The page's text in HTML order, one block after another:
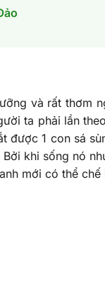
và rất thơm
ta phải lần
được 1 con sá
khi sống nó
mới có thể chế